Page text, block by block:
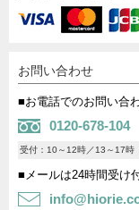
お問い合わせ
■お電話でのお問い合
0120-678-104
受付：10～12時／13～17時
■メールは24時間受け